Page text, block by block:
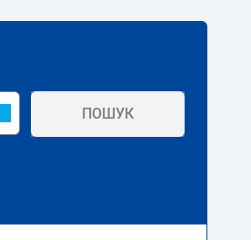
ПОШУК